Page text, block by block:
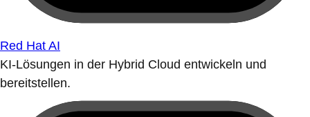
Red Hat AI
KI-Lösungen in der Hybrid Cloud entwickeln und
bereitstellen.